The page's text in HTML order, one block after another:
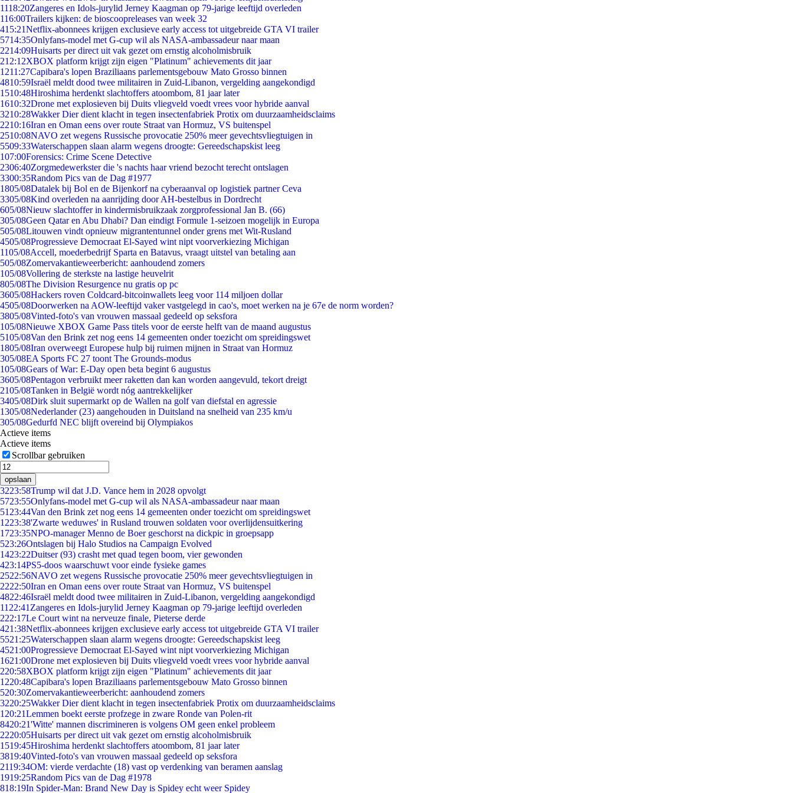
1118:20Zangeres en Idols-jurylid Jerney Kaagman op 79-jarige leeftijd overleden
116:00Trailers kijken: de bioscoopreleases van week 32
415:21Netflix-abonnees krijgen exclusieve early access tot uitgebreide GTA VI trailer
5714:35Onlyfans-model met G-cup wil als NASA-ambassadeur naar maan
2214:09Huisarts per direct uit vak gezet om ernstig alcoholmisbruik
212:12XBOX platform krijgt zijn eigen "Platinum" achievements dit jaar
1211:27Capibara's lopen Braziliaans parlementsgebouw Mato Grosso binnen
4810:59Israël meldt dood twee militairen in Zuid-Libanon, vergelding aangekondigd
1510:48Hiroshima herdenkt slachtoffers atoombom, 81 jaar later
1610:32Drone met explosieven bij Duits vliegveld voedt vrees voor hybride aanval
3210:28Wakker Dier dient klacht in tegen insectenfabriek Protix om duurzaamheidsclaims
2210:16Iran en Oman eens over route Straat van Hormuz, VS buitenspel
2510:08NAVO zet wegens Russische provocatie 250% meer gevechtsvliegtuigen in
5509:33Waterschappen slaan alarm wegens droogte: Gereedschapskist leeg
107:00Forensics: Crime Scene Detective
2306:40Zorgmedewerkster die 's nachts haar vriend bezocht terecht ontslagen
3300:35Random Pics van de Dag #1977
1805/08Datalek bij Bol en de Bijenkorf na cyberaanval op logistiek partner Ceva
3305/08Kind overleden na aanrijding door AH-bestelbus in Dordrecht
605/08Nieuw slachtoffer in kindermisbruikzaak zorgprofessional Jan B. (66)
305/08Geen Qatar en Abu Dhabi? Dan eindigt Formule 1-seizoen mogelijk in Europa
505/08Litouwen vindt opnieuw migrantentunnel onder grens met Wit-Rusland
4505/08Progressieve Democraat El-Sayed wint nipt voorverkiezing Michigan
1105/08Accell, moederbedrijf Sparta en Batavus, vraagt uitstel van betaling aan
505/08Zomervakantieweerbericht: aanhoudend zomers
105/08Vollering de sterkste na lastige heuvelrit
805/08The Division Resurgence nu gratis op pc
3605/08Hackers roven Coldcard-bitcoinwallets leeg voor 114 miljoen dollar
4505/08Doorwerken na AOW-leeftijd vaker vastgelegd in cao's, moet werken na je 67e de norm worden?
3805/08Vinted-foto's van vrouwen massaal gedeeld op seksfora
105/08Nieuwe XBOX Game Pass titels voor de eerste helft van de maand augustus
5105/08Van den Brink zet nog eens 14 gemeenten onder toezicht om spreidingswet
1805/08Iran overweegt Europese hulp bij ruimen mijnen in Straat van Hormuz
305/08EA Sports FC 27 toont The Grounds-modus
105/08Gears of War: E-Day open beta begint 6 augustus
3605/08Pentagon verbruikt meer raketten dan kan worden aangevuld, tekort dreigt
2105/08Tanken in België wordt nóg aantrekkelijker
3405/08Dirk sluit supermarkt op de Wallen na golf van diefstal en agressie
1305/08Nederlander (23) aangehouden in Duitsland na snelheid van 235 km/u
305/08Gedurfd NEC blijft overeind bij Olympiakos
Actieve items
Actieve items
Scrollbar gebruiken
opslaan
3223:58Trump wil dat J.D. Vance hem in 2028 opvolgt
5723:55Onlyfans-model met G-cup wil als NASA-ambassadeur naar maan
51 23:44Van den Brink zet nog eens 14 gemeenten onder toezicht om spreidingswet
1223:38'Zwarte weduwes' in Rusland trouwen soldaten voor overlijdensuitkering
1723:35NPO-manager Menno de Boer geschorst na dickpic in groepsapp
523:26Ontslagen bij Halo Studios na Campaign Evolved
1423:22Duitser (93) crasht met quad tegen boom, vier gewonden
423:14PS5-doos waarschuwt voor einde fysieke games
2522:56NAVO zet wegens Russische provocatie 250% meer gevechtsvliegtuigen in
2222:50Iran en Oman eens over route Straat van Hormuz, VS buitenspel
4822:46Israël meldt dood twee militairen in Zuid-Libanon, vergelding aangekondigd
11 22:41 Zangeres en Idols-jurylid Jerney Kaagman op 79-jarige leeftijd overleden
222:17Le Court wint na nerveuze finale, Pieterse derde
421:38Netflix-abonnees krijgen exclusieve early access tot uitgebreide GTA VI trailer
5521:25Waterschappen slaan alarm wegens droogte: Gereedschapskist leeg
4521:00Progressieve Democraat El-Sayed wint nipt voorverkiezing Michigan
1621:00Drone met explosieven bij Duits vliegveld voedt vrees voor hybride aanval
220:58XBOX platform krijgt zijn eigen "Platinum" achievements dit jaar
1220:48Capibara's lopen Braziliaans parlementsgebouw Mato Grosso binnen
520:30Zomervakantieweerbericht: aanhoudend zomers
3220:25Wakker Dier dient klacht in tegen insectenfabriek Protix om duurzaamheidsclaims
1 20:21Lemmen boekt eerste profzege in zware Ronde van Polen-rit
8420:21'Witte' mannen discrimineren is volgens OM geen enkel probleem
2220:05Huisarts per direct uit vak gezet om ernstig alcoholmisbruik
1519:45Hiroshima herdenkt slachtoffers atoombom, 81 jaar later
3819:40Vinted-foto's van vrouwen massaal gedeeld op seksfora
2119:34OM: vierde verdachte (18) vast op verdenking van beramen aanslag
1919:25Random Pics van de Dag #1978
818:19In Spider-Man: Brand New Day is Spidey echt weer Spidey